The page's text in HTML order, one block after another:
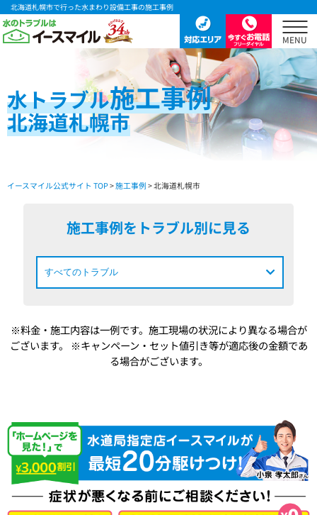
北海道札幌市で行った水まわり設備工事の施工事例
水トラブル施工事例
北海道札幌市
イースマイル公式サイト TOP>施工事例 > 北海道札幌市
施工事例をトラブル別に見る
※料金・施工内容は一例です。施工現場の状況により異なる場合が
ございます。
※キャンペーン・セット値引き等が適応後の金額であ
る場合がございます。